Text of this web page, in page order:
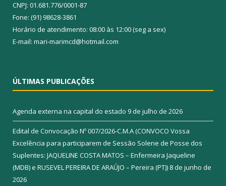
CNPJ: 01.681.776/0001-87
Fone: (91) 98628-3861
Horário de atendimento: 08:00 às 12:00 (seg a sex)
E-mail: mari-marimcd@hotmail.com
ÚLTIMAS PUBLICAÇÕES
Agenda externa na capital do estado 9 de julho de 2026
Edital de Convocação Nº 007/2026-C.M.A (CONVOCO Vossa
Excelência para participarem de Sessão Solene de Posse dos
Suplentes: JAQUELINE COSTA MATOS – Enfermeira Jaqueline
(MDB) e RUSEVEL PEREIRA DE ARAÚJO – Pereira (PT)) 8 de junho de
2026